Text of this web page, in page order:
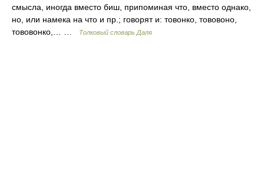
смысла, иногда вместо биш, припоминая что, вместо однако,
но, или намека на что и пр.; говорят и: товонко, тововоно,
тововонко,… …
Толковый словарь Даля